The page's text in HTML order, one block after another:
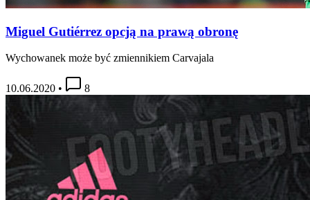
Miguel Gutiérrez opcją na prawą obronę
Wychowanek może być zmiennikiem Carvajala
10.06.2020 • 8